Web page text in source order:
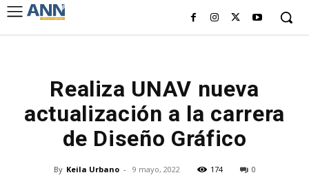
Realiza UNAV nueva
actualización a la carrera
de Diseño Gráfico
By Keila Urbano - 9 mayo, 2022 174 0